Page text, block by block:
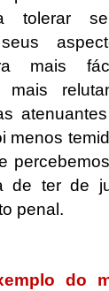
tolerar
mais
mais
menos
de ter de
penal.
do